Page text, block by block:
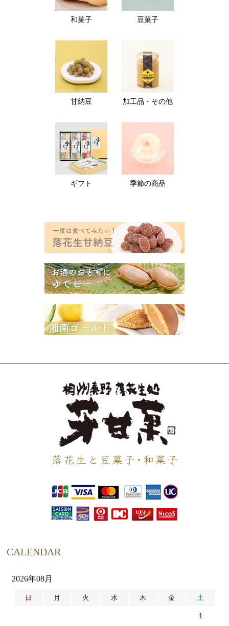
和菓子 豆菓子
甘納豆 加工品・その他
ギフト 季節の商品
CALENDAR
2026年08月
日 月 火 水 木 金 土
1